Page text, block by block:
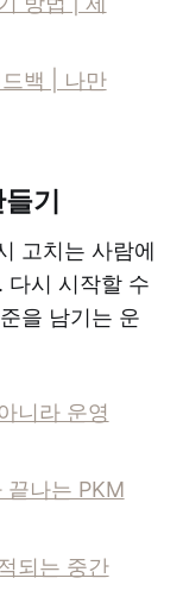
백 | 나만
기
고치는 사람에
다시 시작할 수
을 남기는 운
니라 운영
끝나는 PKM
되는 중간